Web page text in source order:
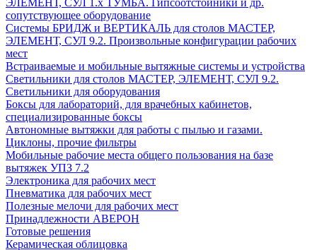
ЭЛЕМЕНТ, СУЛ 1.х ТУМБА. Гипсоотстойники и др.
сопутствующее оборудование
Системы БРИДЖ и ВЕРТИКАЛЬ для столов МАСТЕР,
ЭЛЕМЕНТ, СУЛ 9.2. Произвольные конфигурации рабочих
мест
Встраиваемые и мобильные вытяжные системы и устройства
Светильники для столов МАСТЕР, ЭЛЕМЕНТ, СУЛ 9.2.
Светильники для оборудования
Боксы для лабораторий, для врачебных кабинетов,
специализированные боксы
Автономные вытяжки для работы с пылью и газами.
Циклоны, прочие фильтры
Мобильные рабочие места общего пользования на базе
вытяжек УПЗ 7.2
Электроника для рабочих мест
Пневматика для рабочих мест
Полезные мелочи для рабочих мест
Принадлежности АВЕРОН
Готовые решения
Керамическая облицовка